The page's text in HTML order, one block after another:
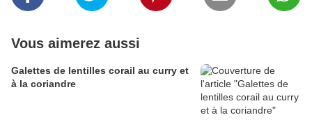
Vous aimerez aussi
Galettes de lentilles corail au curry et
à la coriandre